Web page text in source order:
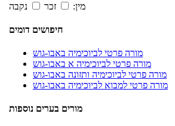
מין:
זכר נקבה
חיפושים דומים
מורה פרטי לביוכימיה באבו-גוש
מורה פרטי לביוכימיה א באבו-גוש
מורה פרטי לביוכימיה ותזונה באבו-גוש
מורה פרטי למבוא לביוכימיה באבו-גוש
מורים בערים נוספות